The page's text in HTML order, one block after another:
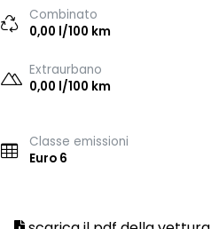
Combinato
0,00 l/100 km
Extraurbano
0,00 l/100 km
Classe emissioni
Euro 6